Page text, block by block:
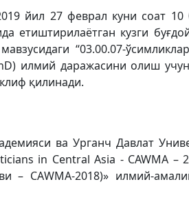
йил 27 феврал куни соат
етиштирилаётган кузги
“03.00.07-
илмий даражасини олиш
қилинади.
ва Урганч Давлат
in Central Asia - CAWMA –
– CАWМА-2018)» илмий-